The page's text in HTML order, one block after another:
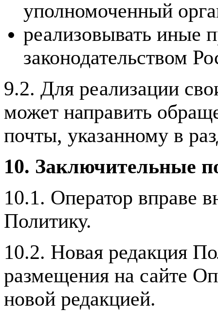
уполномоченный
реализовывать иные
законодательством
9.2. Для реализации
может направить
почты, указанному в
10. Заключительные
10.1. Оператор вправе
Политику.
10.2. Новая редакция
размещения на сайте
новой редакцией.